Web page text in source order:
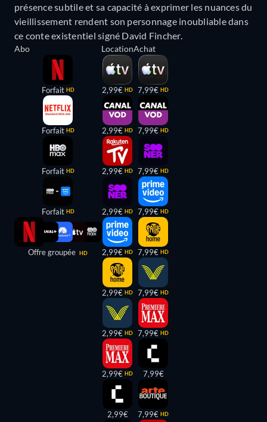
présence subtile et sa capacité à exprimer les nuances du
vieillissement rendent son personnage inoubliable dans
ce conte existentiel signé David Fincher.
Abo
Forfait HD
Forfait HD
Forfait HD
Forfait HD
Offre groupée HD
Location
2,99€ HD
2,99€ HD
2,99€ HD
2,99€ HD
2,99€ HD
2,99€ HD
2,99€ HD
2,99€ HD
2,99€
Achat
7,99€ HD
7,99€ HD
7,99€ HD
7,99€ HD
7,99€ HD
7,99€ HD
7,99€ HD
7,99€
7,99€ HD